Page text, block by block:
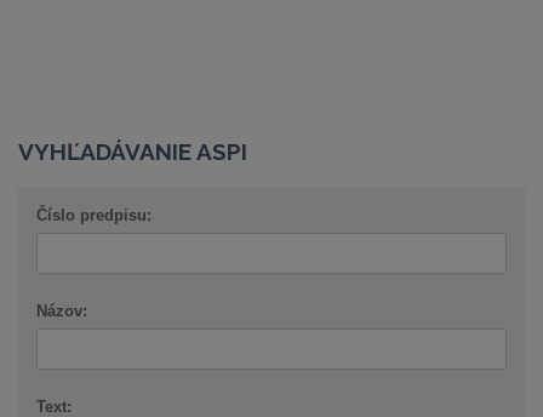
VYHĽADÁVANIE ASPI
Číslo predpisu:
Názov:
Text: